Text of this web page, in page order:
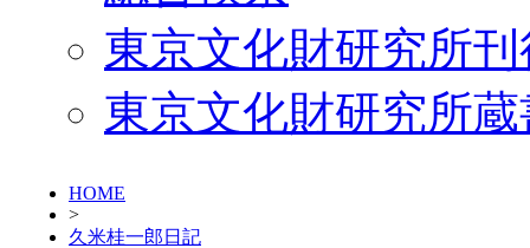
東京文化財研究所
東京文化財研究所
HOME
>
久米桂一郎日記